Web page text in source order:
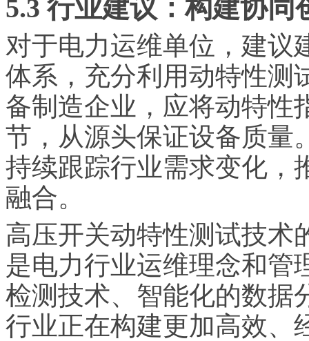
5.3 行业建议：构建协同
对于电力运维单位，建议
体系，充分利用动特性测
备制造企业，应将动特性
节，从源头保证设备质量
持续跟踪行业需求变化，
融合。
高压开关动特性测试技术
是电力行业运维理念和管
检测技术、智能化的数据
行业正在构建更加高效、